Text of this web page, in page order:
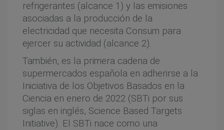
refrigerantes (alcance 1) y las emisiones
asociadas a la producción de la
electricidad que necesita Consum para
ejercer su actividad (alcance 2).
También, es la primera cadena de
supermercados española en adherirse a la
Iniciativa de los Objetivos Basados en la
Ciencia en enero de 2022 (SBTi por sus
siglas en inglés, Science Based Targets
Initiative). El SBTi nace como una